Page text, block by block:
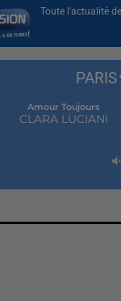
Toute l'actualité
Amour Toujours
CLARA LUCIANI
PARIS